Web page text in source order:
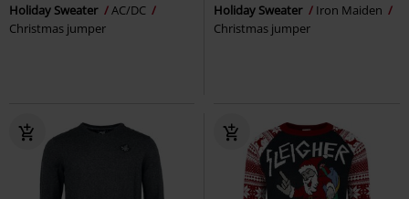
Holiday Sweater
AC/DC
Christmas jumper
Holiday Sweater
Iron Maiden
Christmas jumper